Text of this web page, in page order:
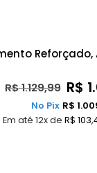
Reforçado,
R$1.129,99 R$
Em até 12x de R$
No Pix R$